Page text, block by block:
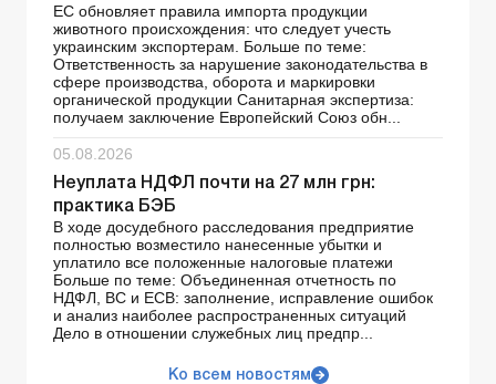
ЕС обновляет правила импорта продукции
животного происхождения: что следует учесть
украинским экспортерам. Больше по теме:
Ответственность за нарушение законодательства в
сфере производства, оборота и маркировки
органической продукции Санитарная экспертиза:
получаем заключение Европейский Союз обн...
05.08.2026
Неуплата НДФЛ почти на 27 млн грн:
практика БЭБ
В ходе досудебного расследования предприятие
полностью возместило нанесенные убытки и
уплатило все положенные налоговые платежи
Больше по теме: Объединенная отчетность по
НДФЛ, ВС и ЕСВ: заполнение, исправление ошибок
и анализ наиболее распространенных ситуаций
Дело в отношении служебных лиц предпр...
Ко всем новостям